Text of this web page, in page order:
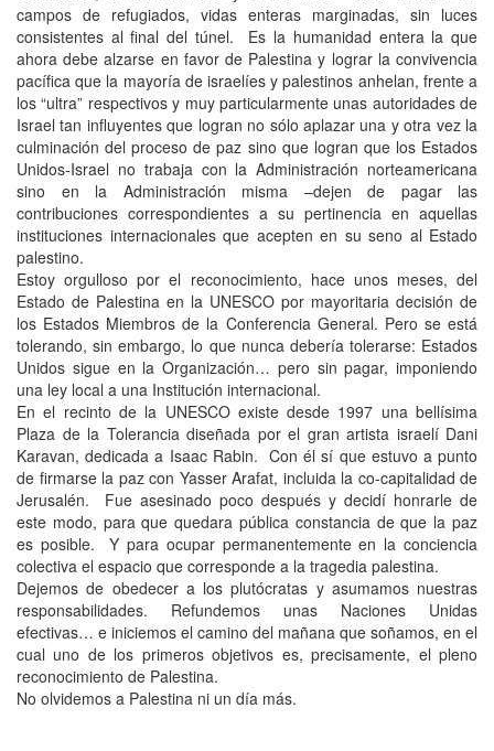
campos de refugiados, vidas enteras marginadas, sin luces
consistentes al final del túnel. Es la humanidad entera la que
ahora debe alzarse en favor de Palestina y lograr la convivencia
pacífica que la mayoría de israelíes y palestinos anhelan, frente a
los “ultra” respectivos y muy particularmente unas autoridades de
Israel tan influyentes que logran no sólo aplazar una y otra vez la
culminación del proceso de paz sino que logran que los Estados
Unidos-Israel no trabaja con la Administración norteamericana
sino en la Administración misma –dejen de pagar las
contribuciones correspondientes a su pertinencia en aquellas
instituciones internacionales que acepten en su seno al Estado
palestino.
Estoy orgulloso por el reconocimiento, hace unos meses, del
Estado de Palestina en la UNESCO por mayoritaria decisión de
los Estados Miembros de la Conferencia General. Pero se está
tolerando, sin embargo, lo que nunca debería tolerarse: Estados
Unidos sigue en la Organización… pero sin pagar, imponiendo
una ley local a una Institución internacional.
En el recinto de la UNESCO existe desde 1997 una bellísima
Plaza de la Tolerancia diseñada por el gran artista israelí Dani
Karavan, dedicada a Isaac Rabin. Con él sí que estuvo a punto
de firmarse la paz con Yasser Arafat, incluida la co-capitalidad de
Jerusalén. Fue asesinado poco después y decidí honrarle de
este modo, para que quedara pública constancia de que la paz
es posible. Y para ocupar permanentemente en la conciencia
colectiva el espacio que corresponde a la tragedia palestina.
Dejemos de obedecer a los plutócratas y asumamos nuestras
responsabilidades. Refundemos unas Naciones Unidas
efectivas… e iniciemos el camino del mañana que soñamos, en el
cual uno de los primeros objetivos es, precisamente, el pleno
reconocimiento de Palestina.
No olvidemos a Palestina ni un día más.